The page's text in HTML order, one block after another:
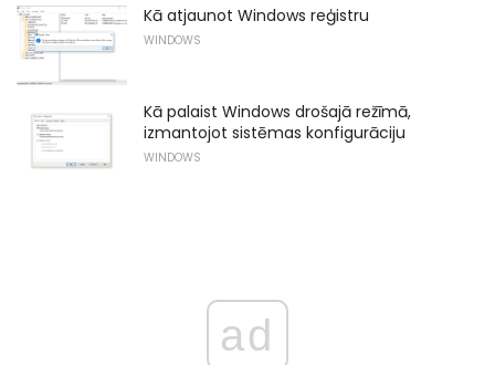
Kā atjaunot Windows reģistru
WINDOWS
Kā palaist Windows drošajā režīmā,
izmantojot sistēmas konfigurāciju
WINDOWS
ad